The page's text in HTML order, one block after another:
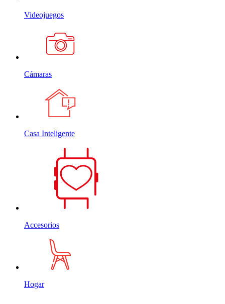
Videojuegos
Cámaras
Casa Inteligente
Accesorios
Hogar